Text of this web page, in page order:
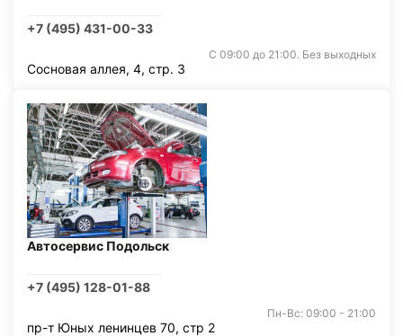
+7 (495) 431-00-33
С 09:00 до 21:00. Без выходных
Сосновая аллея, 4, стр. 3
Автосервис Подольск
+7 (495) 128-01-88
Пн-Вс: 09:00 - 21:00
пр-т Юных ленинцев 70, стр 2